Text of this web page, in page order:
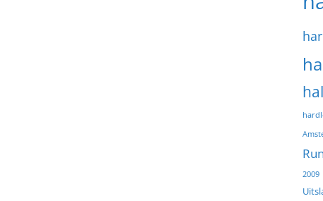
Run
2009